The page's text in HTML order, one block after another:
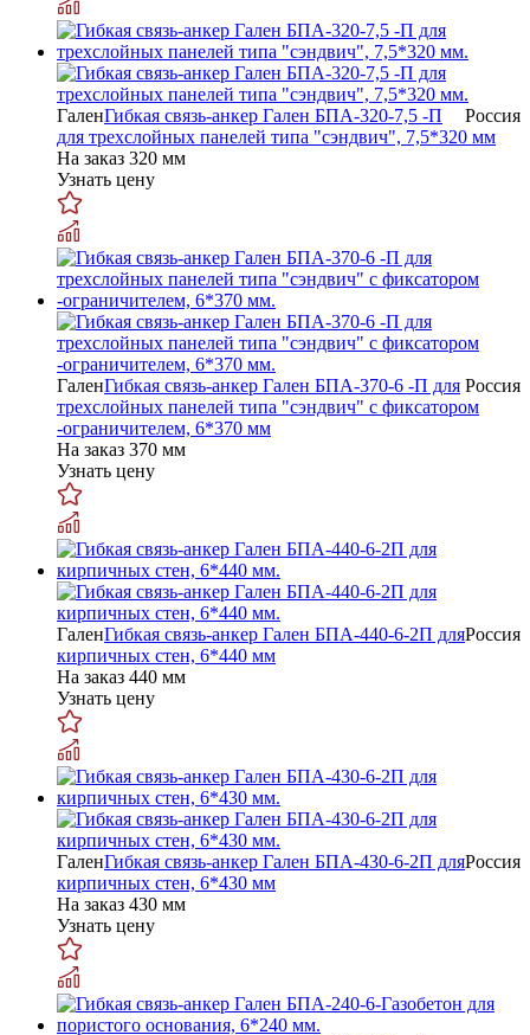
Гален Россия
Гибкая связь-анкер Гален БПА-320-7,5 -П
для трехслойных панелей типа "сэндвич", 7,5*320 мм
На заказ 320 мм
Узнать цену
Гален Россия
Гибкая связь-анкер Гален БПА-370-6 -П для
трехслойных панелей типа "сэндвич" с фиксатором
-ограничителем, 6*370 мм
На заказ 370 мм
Узнать цену
Гален Россия
Гибкая связь-анкер Гален БПА-440-6-2П для
кирпичных стен, 6*440 мм
На заказ 440 мм
Узнать цену
Гален Россия
Гибкая связь-анкер Гален БПА-430-6-2П для
кирпичных стен, 6*430 мм
На заказ 430 мм
Узнать цену